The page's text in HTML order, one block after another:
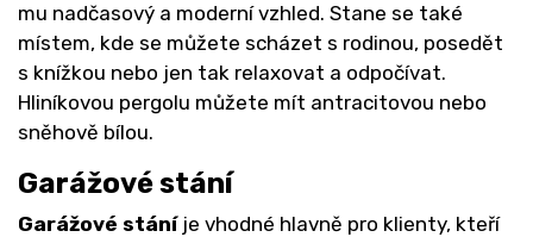
mu nadčasový a moderní vzhled. Stane se také
místem, kde se můžete scházet s rodinou, posedět
s knížkou nebo jen tak relaxovat a odpočívat.
Hliníkovou pergolu můžete mít antracitovou nebo
sněhově bílou.
Garážové stání
Garážové stáníje vhodné hlavně pro klienty, kteří